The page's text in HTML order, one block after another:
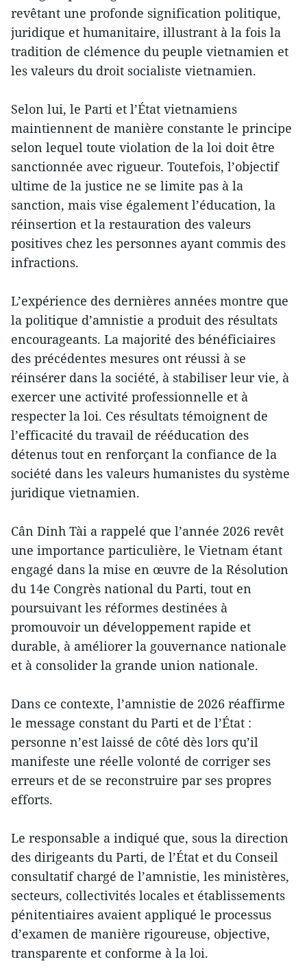
revêtant une profonde signification politique,
juridique et humanitaire, illustrant à la fois la
tradition de clémence du peuple vietnamien et
les valeurs du droit socialiste vietnamien.
Selon lui, le Parti et l’État vietnamiens
maintiennent de manière constante le principe
selon lequel toute violation de la loi doit être
sanctionnée avec rigueur. Toutefois, l’objectif
ultime de la justice ne se limite pas à la
sanction, mais vise également l’éducation, la
réinsertion et la restauration des valeurs
positives chez les personnes ayant commis des
infractions.
L’expérience des dernières années montre que
la politique d’amnistie a produit des résultats
encourageants. La majorité des bénéficiaires
des précédentes mesures ont réussi à se
réinsérer dans la société, à stabiliser leur vie, à
exercer une activité professionnelle et à
respecter la loi. Ces résultats témoignent de
l’efficacité du travail de rééducation des
détenus tout en renforçant la confiance de la
société dans les valeurs humanistes du système
juridique vietnamien.
Cân Dinh Tài a rappelé que l’année 2026 revêt
une importance particulière, le Vietnam étant
engagé dans la mise en œuvre de la Résolution
du 14e Congrès national du Parti, tout en
poursuivant les réformes destinées à
promouvoir un développement rapide et
durable, à améliorer la gouvernance nationale
et à consolider la grande union nationale.
Dans ce contexte, l’amnistie de 2026 réaffirme
le message constant du Parti et de l’État :
personne n’est laissé de côté dès lors qu’il
manifeste une réelle volonté de corriger ses
erreurs et de se reconstruire par ses propres
efforts.
Le responsable a indiqué que, sous la direction
des dirigeants du Parti, de l’État et du Conseil
consultatif chargé de l’amnistie, les ministères,
secteurs, collectivités locales et établissements
pénitentiaires avaient appliqué le processus
d’examen de manière rigoureuse, objective,
transparente et conforme à la loi.